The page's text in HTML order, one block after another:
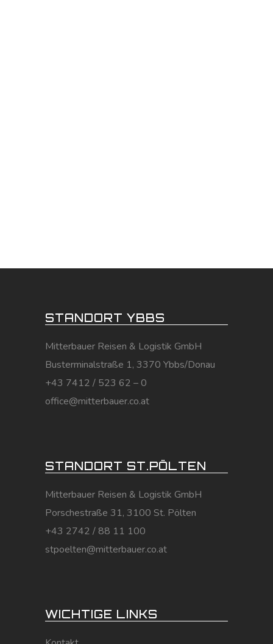
STANDORT YBBS
Mitterbauer Reisen & Logistik GmbH
Busterminalstraße 1, 3370 Ybbs/Donau
+43 7412 / 523 62 – 0
office@mitterbauer.co.at
STANDORT ST.PÖLTEN
Mitterbauer Reisen & Logistik GmbH
Porschestraße 31, 3100 St. Pölten
+43 2742 / 88 11 100
stpoelten@mitterbauer.co.at
WICHTIGE LINKS